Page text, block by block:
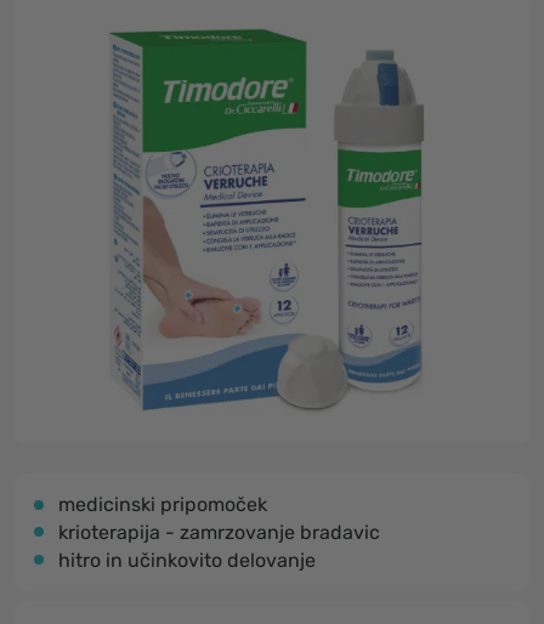
medicinski pripomoček
krioterapija - zamrzovanje bradavic
hitro in učinkovito delovanje